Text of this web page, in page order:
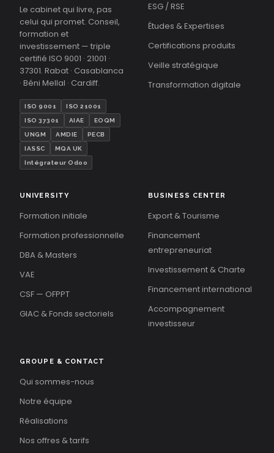
Le cabinet qui livre, pas
celui qui promet. Conseil,
formation et
investissement — triple
certifié ISO 9001 · 21001 ·
37301. Rabat · Casablanca
· Béni Mellal · Cardiff.
ISO 9001 ISO 21001
ISO 37301 AIAE EOQM
UNGM AMDIE PECB
IASSC MQA UK
Intégrateur Odoo
ESG / RSE
Études & Expertises
Certifications produits
Veille stratégique
Transformation digitale
UNIVERSITY
Formation initiale
Formation professionnelle
DBA & Masters
VAE
CSF — OFPPT
GIAC & Fonds sectoriels
BUSINESS CENTER
Export & Tourisme
Financement
entrepreneuriat
Investissement & Charte
Financement international
Accompagnement
investisseur
GROUPE & CONTACT
Qui sommes-nous
Notre équipe
Réalisations
Nos offres & tarifs